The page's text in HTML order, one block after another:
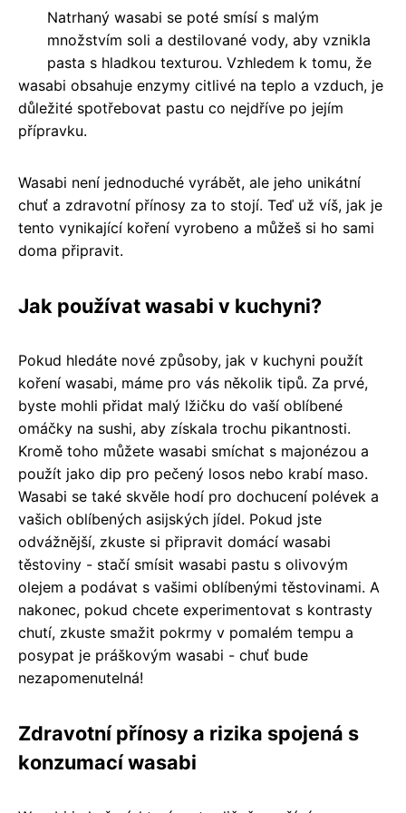
Natrhaný wasabi se poté smísí s malým
množstvím soli a destilované vody, aby vznikla
pasta s hladkou texturou. Vzhledem k tomu, že
wasabi obsahuje enzymy citlivé na teplo a vzduch, je
důležité spotřebovat pastu co nejdříve po jejím
přípravku.
Wasabi není jednoduché vyrábět, ale jeho unikátní
chuť a zdravotní přínosy za to stojí. Teď už víš, jak je
tento vynikající koření vyrobeno a můžeš si ho sami
doma připravit.
Jak používat wasabi v kuchyni?
Pokud hledáte nové způsoby, jak v kuchyni použít
koření wasabi, máme pro vás několik tipů. Za prvé,
byste mohli přidat malý lžičku do vaší oblíbené
omáčky na sushi, aby získala trochu pikantnosti.
Kromě toho můžete wasabi smíchat s majonézou a
použít jako dip pro pečený losos nebo krabí maso.
Wasabi se také skvěle hodí pro dochucení polévek a
vašich oblíbených asijských jídel. Pokud jste
odvážnější, zkuste si připravit domácí wasabi
těstoviny - stačí smísit wasabi pastu s olivovým
olejem a podávat s vašimi oblíbenými těstovinami. A
nakonec, pokud chcete experimentovat s kontrasty
chutí, zkuste smažit pokrmy v pomalém tempu a
posypat je práškovým wasabi - chuť bude
nezapomenutelná!
Zdravotní přínosy a rizika spojená s
konzumací wasabi